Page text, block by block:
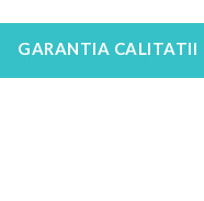
GARANTIA CALITATII